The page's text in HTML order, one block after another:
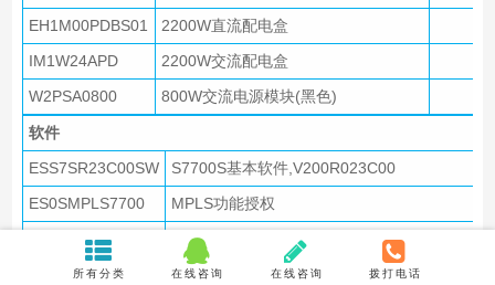
EH1M00PDBS01
2200W直流配电盒
IM1W24APD
2200W交流配电盒
W2PSA0800
800W交流电源模块(黑色)
软件
ESS7SR23C00SW
S7700S基本软件,V200R023C00
ES0SMPLS7700
MPLS功能授权
ES0SIPV67700
IPv6功能授权
ES0S0SSP7700
业务分流平台功能授权
所有分类 在线咨询 在线咨询 拨打电话